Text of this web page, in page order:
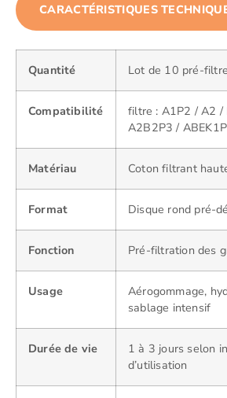
CARACTÉRISTIQUES
Quantité Lot de 10 pré-
Compatibilité
filtre : A1P2 / A2 /
A2B2P3 /
Matériau Coton filtrant
Format Disque rond pré-
Fonction Pré-filtration des
Usage
Aérogommage,
sablage intensif
Durée de vie
1 à 3 jours selon
d’utilisation